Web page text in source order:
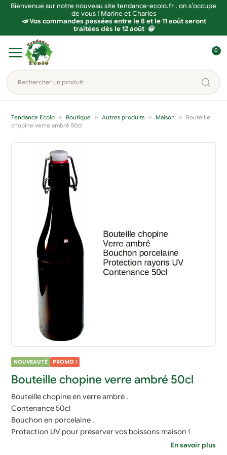
Bienvenue sur notre nouveau site tendance-ecolo.fr , on s’occupe
de vous ! Marine et Charles
📣 Vos commandes passées entre le 8 et le 11 août seront
traitées dès le 12 août 😀
navigation
contenu
Rechercher
un
produit...
o
n
0
Tendance Ecolo Boutique Autres produits Maison
Bouteille
chopine verre ambré 50cl
NOUVEAUTÉ PROMO !
Bouteille chopine verre ambré 50cl
Bouteille chopine en verre ambré .
Contenance 50cl
Bouchon en porcelaine .
Protection UV pour préserver vos boissons maison !
En savoir plus